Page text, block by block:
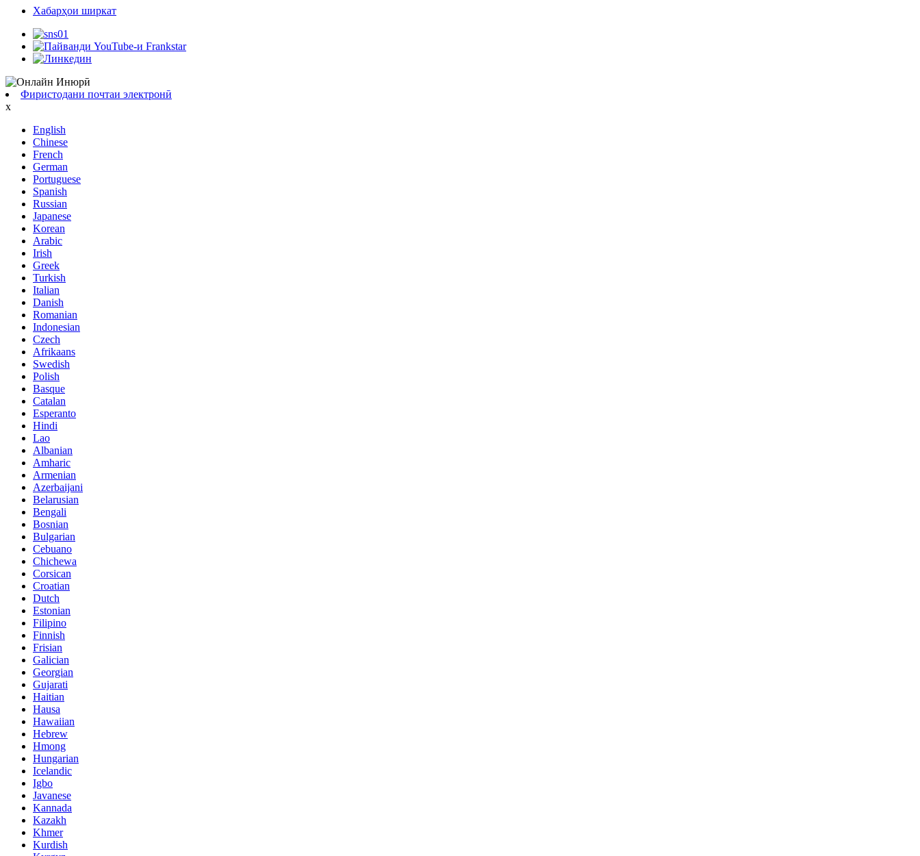
Хабарҳои ширкат
Фиристодани почтаи электронӣ
x
English
Chinese
French
German
Portuguese
Spanish
Russian
Japanese
Korean
Arabic
Irish
Greek
Turkish
Italian
Danish
Romanian
Indonesian
Czech
Afrikaans
Swedish
Polish
Basque
Catalan
Esperanto
Hindi
Lao
Albanian
Amharic
Armenian
Azerbaijani
Belarusian
Bengali
Bosnian
Bulgarian
Cebuano
Chichewa
Corsican
Croatian
Dutch
Estonian
Filipino
Finnish
Frisian
Galician
Georgian
Gujarati
Haitian
Hausa
Hawaiian
Hebrew
Hmong
Hungarian
Icelandic
Igbo
Javanese
Kannada
Kazakh
Khmer
Kurdish